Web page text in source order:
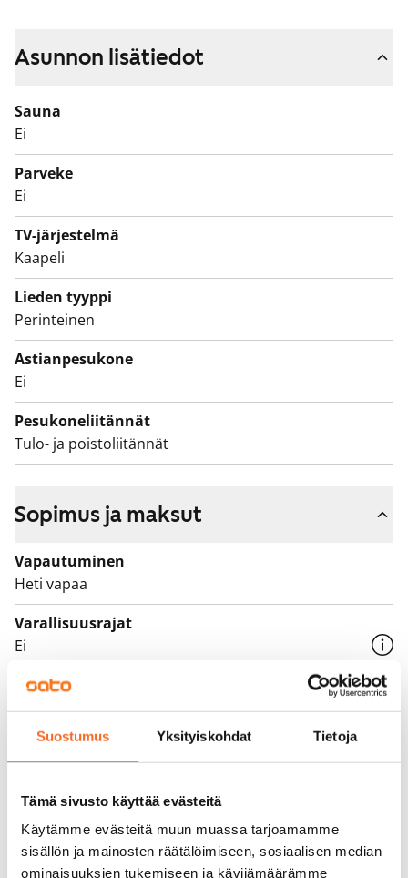
Suostumus Yksityiskohdat Tietoja
Tämä sivusto käyttää evästeitä
Käytämme evästeitä muun muassa tarjoamamme
sisällön ja mainosten räätälöimiseen, sosiaalisen median
ominaisuuksien tukemiseen ja kävijämäärämme
levyinen liesi ja lattiauuni. Kylpyhuoneessa on liitäntä
pyykinpesukoneelle.
Asunnon lisätiedot
Sauna
Ei
Parveke
Ei
TV-järjestelmä
Kaapeli
Lieden tyyppi
Perinteinen
Astianpesukone
Ei
Pesukoneliitännät
Tulo- ja poistoliitännät
Sopimus ja maksut
Vapautuminen
Heti vapaa
Varallisuusrajat
Ei
Vuokra
659 €/kk
Vuokravakuus
0 €, (yrityksille min. 1 kk vuokra)
Vuokrasopimus
Toistaiseksi voimassa oleva, minimi asumisaika
12 kk